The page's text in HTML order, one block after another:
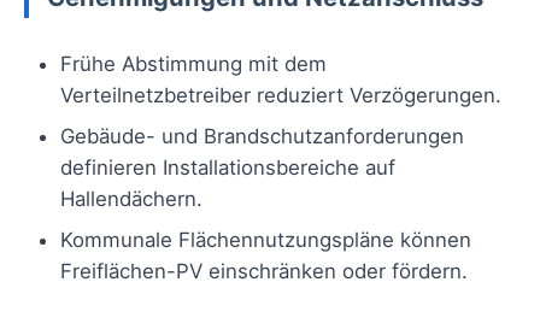
Frühe Abstimmung mit dem
Verteilnetzbetreiber reduziert Verzögerungen.
Gebäude- und Brandschutzanforderungen
definieren Installationsbereiche auf
Hallendächern.
Kommunale Flächennutzungspläne können
Freiflächen-PV einschränken oder fördern.